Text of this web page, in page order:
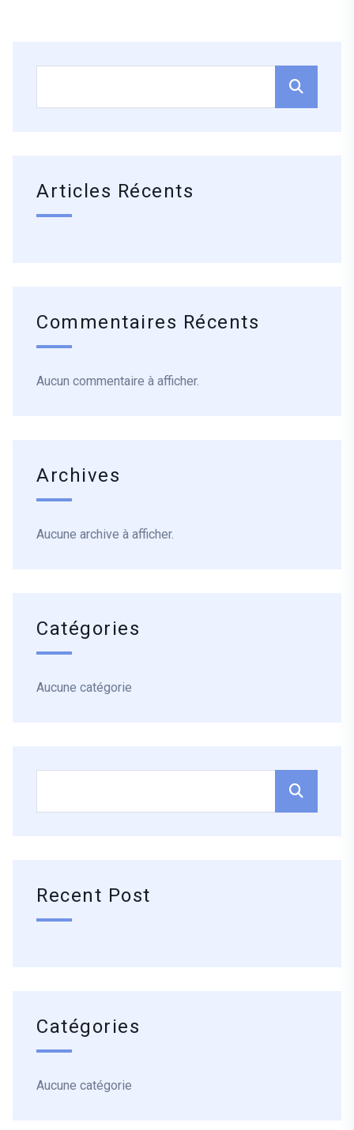
Articles Récents
Commentaires Récents
Aucun commentaire à afficher.
Archives
Aucune archive à afficher.
Catégories
Aucune catégorie
Recent Post
Catégories
Aucune catégorie